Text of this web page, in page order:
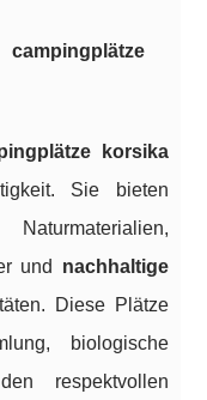
korsika
Sie bieten
und nachhaltige
Diese Plätze
biologische
respektvollen